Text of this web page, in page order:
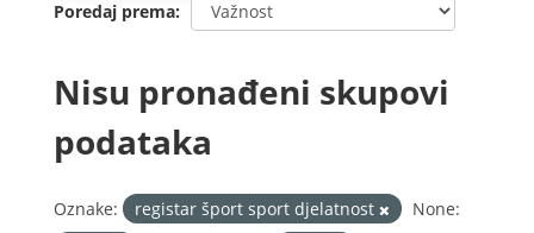
Poredaj prema
Nisu pronađeni skupovi
podataka
Oznake: registar šport sport djelatnost
None: